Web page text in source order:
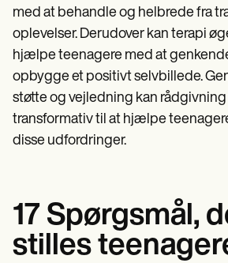
med at behandle og helbrede fra
oplevelser. Derudover kan terapi
hjælpe teenagere med at
opbygge et positivt selvbillede.
støtte og vejledning kan
transformativ til at hjælpe
disse udfordringer.
17 Spørgsmål,
stilles